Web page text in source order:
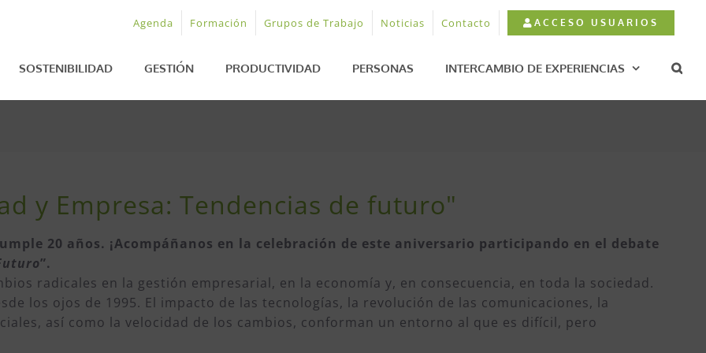
Agenda Formación Grupos de Trabajo Noticias Contacto ACCESO USUARIOS
SOSTENIBILIDAD GESTIÓN PRODUCTIVIDAD PERSONAS INTERCAMBIO DE EXPERIENCIAS
y Empresa: Tendencias de futuro"
20 años. ¡Acompáñanos en la celebración de este aniversario participando en el debate
”.
radicales en la gestión empresarial, en la economía y, en consecuencia, en toda la sociedad.
los ojos de 1995. El impacto de las tecnologías, la revolución de las comunicaciones, la
así como la velocidad de los cambios, conforman un entorno al que es difícil, pero